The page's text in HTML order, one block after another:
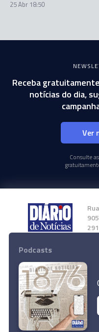
25 Abr 18:50
Receba
notícias do dia,
Ver
Consulte
© 2024
Todos os
Podcasts